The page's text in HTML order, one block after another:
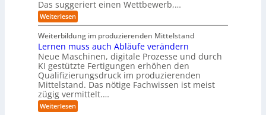
n
k
t
e
i
n
d
e
r
I
n
d
u
s
i
k
o
w
a
c
h
s
e
n
d
e
s
t
r
e
r
o
b
o
t
e
r
i
n
g
f
ü
r
T
a
t
o
r
t
e
Das suggeriert einen Wettbewerb,…
Weiterlesen:
E
n
e
h
r
l
i
c
h
e
Weiterbildung im produzierenden Mittelstand
Lernen muss auch Abläufe verändern
Neue Maschinen, digitale Prozesse und durch
KI gestützte Fertigungen erhöhen den
Qualifizierungsdruck im produzierenden
Mittelstand. Das nötige Fachwissen ist meist
zügig vermittelt.…
Weiterlesen: